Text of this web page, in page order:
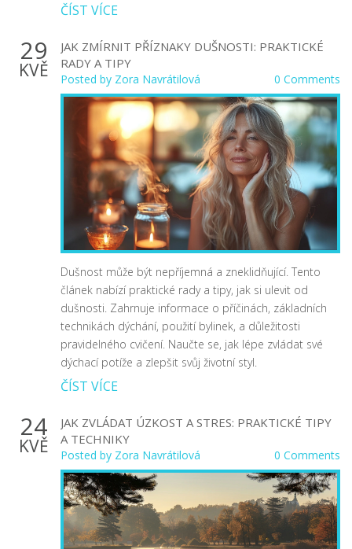
ČÍST VÍCE
29
KVĚ
JAK ZMÍRNIT PŘÍZNAKY DUŠNOSTI: PRAKTICKÉ
RADY A TIPY
Posted by Zora Navrátilová 0 Comments
Dušnost může být nepříjemná a zneklidňující. Tento
článek nabízí praktické rady a tipy, jak si ulevit od
dušnosti. Zahrnuje informace o příčinách, základních
technikách dýchání, použití bylinek, a důležitosti
pravidelného cvičení. Naučte se, jak lépe zvládat své
dýchací potíže a zlepšit svůj životní styl.
ČÍST VÍCE
24
KVĚ
JAK ZVLÁDAT ÚZKOST A STRES: PRAKTICKÉ TIPY
A TECHNIKY
Posted by Zora Navrátilová 0 Comments